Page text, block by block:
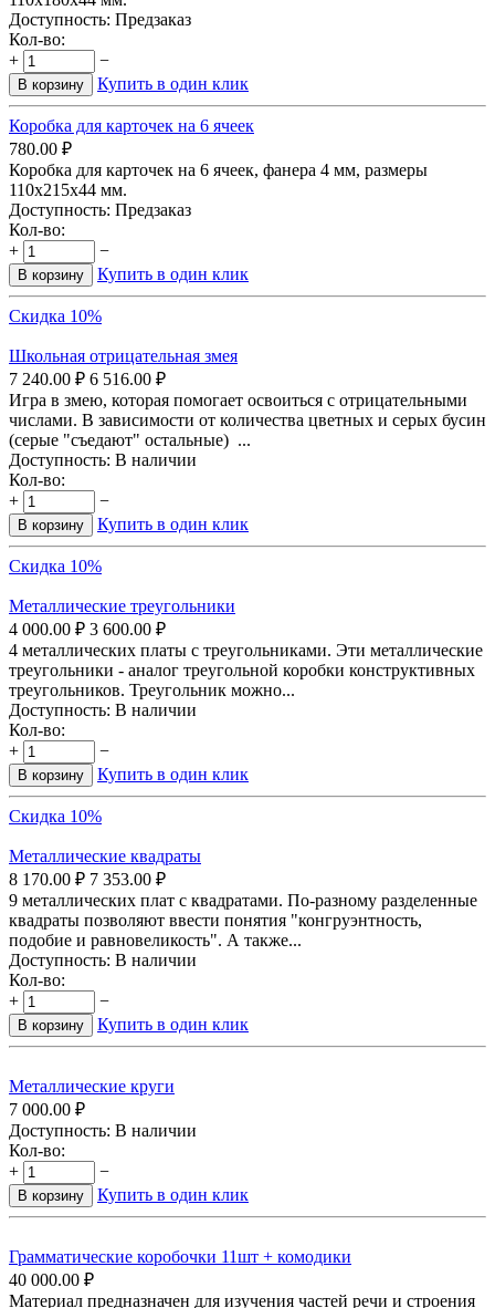
Доступность: Предзаказ
Кол-во:
+
−
В корзину Купить в один клик
​Коробка для карточек на 6 ячеек
780.00 ₽
Коробка для карточек на 6 ячеек, фанера 4 мм, размеры
110х215х44 мм.
Доступность: Предзаказ
Кол-во:
+
−
В корзину Купить в один клик
Скидка 10%
Школьная отрицательная змея
7 240.00 ₽ 6 516.00 ₽
Игра в змею, которая помогает освоиться с отрицательными
числами. В зависимости от количества цветных и серых бусин
(серые "съедают" остальные) ...
Доступность: В наличии
Кол-во:
+
−
В корзину Купить в один клик
Скидка 10%
Металлические треугольники
4 000.00 ₽ 3 600.00 ₽
4 металлических платы с треугольниками. Эти металлические
треугольники - аналог треугольной коробки конструктивных
треугольников. Треугольник можно...
Доступность: В наличии
Кол-во:
+
−
В корзину Купить в один клик
Скидка 10%
Металлические квадраты
8 170.00 ₽ 7 353.00 ₽
9 металлических плат с квадратами. По-разному разделенные
квадраты позволяют ввести понятия "конгруэнтность,
подобие и равновеликость". А также...
Доступность: В наличии
Кол-во:
+
−
В корзину Купить в один клик
Металлические круги
7 000.00 ₽
Доступность: В наличии
Кол-во:
+
−
В корзину Купить в один клик
Грамматические коробочки 11шт + комодики
40 000.00 ₽
Материал предназначен для изучения частей речи и строения